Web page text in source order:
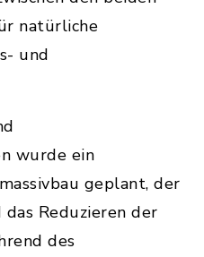
natürliche
und
wurde ein
geplant, der
Reduzieren der
des